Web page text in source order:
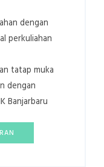
dengan
perkuliahan
tatap muka
dengan
Banjarbaru